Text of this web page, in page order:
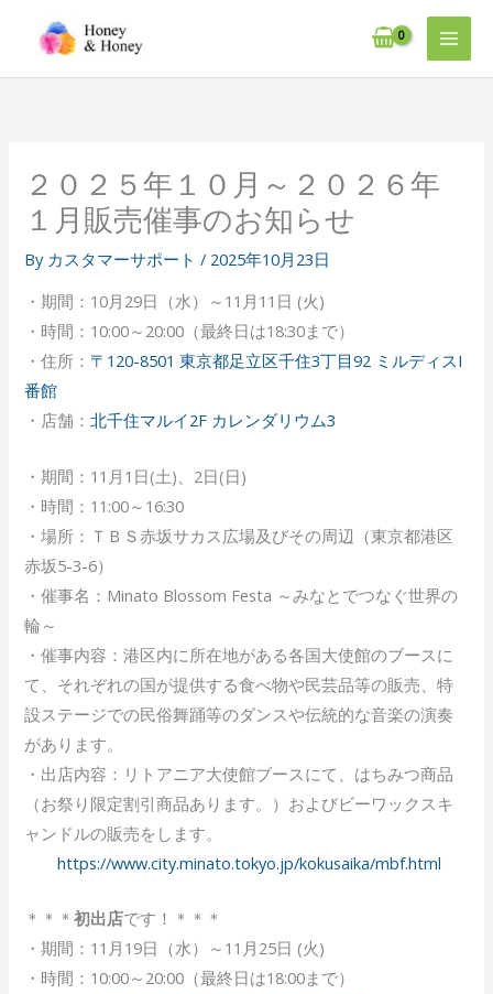
を
２０２５年１０月～２０２６年
１月販売催事のお知らせ
By カスタマーサポート/ 2025年10月23日
・期間：10月29日（水）～11月11日 (火)
・時間：10:00～20:00（最終日は18:30まで）
・住所： 〒120-8501 東京都足立区千住3丁目92 ミルディスI
番館
・店舗：北千住マルイ2F カレンダリウム3
・期間：11月1日(土)、2日(日)
・時間：11:00～16:30
・場所：ＴＢＳ赤坂サカス広場及びその周辺（東京都港区
赤坂5-3-6）
・催事名：Minato Blossom Festa ～みなとでつなぐ世界の
輪～
・催事内容：港区内に所在地がある各国大使館のブースに
て、それぞれの国が提供する食べ物や民芸品等の販売、特
設ステージでの民俗舞踊等のダンスや伝統的な音楽の演奏
があります。
・出店内容：リトアニア大使館ブースにて、はちみつ商品
（お祭り限定割引商品あります。）およびビーワックスキ
ャンドルの販売をします。
https://www.city.minato.tokyo.jp/kokusaika/mbf.html
＊＊＊初出店です！＊＊＊
・期間：11月19日（水）～11月25日 (火)
・時間：10:00～20:00（最終日は18:00まで）